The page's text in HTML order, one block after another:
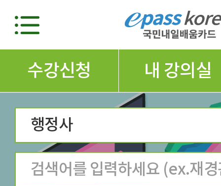
수강신청 내 강의실
행정사